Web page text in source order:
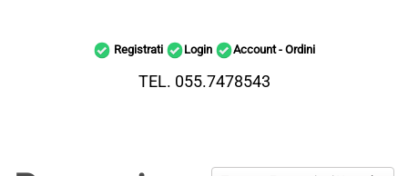
Registrati Login Account - Ordini
TEL. 055.7478543